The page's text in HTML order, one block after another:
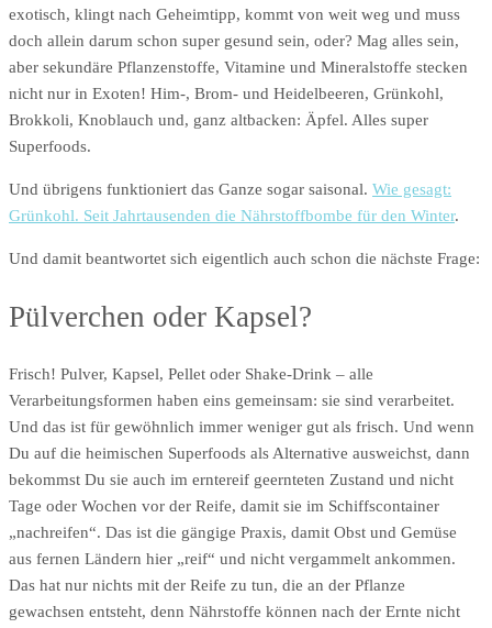
exotisch, klingt nach Geheimtipp, kommt von weit weg und muss
doch allein darum schon super gesund sein, oder? Mag alles sein,
aber sekundäre Pflanzenstoffe, Vitamine und Mineralstoffe stecken
nicht nur in Exoten! Him-, Brom- und Heidelbeeren, Grünkohl,
Brokkoli, Knoblauch und, ganz altbacken: Äpfel. Alles super
Superfoods.
Und übrigens funktioniert das Ganze sogar saisonal. Wie gesagt:
Grünkohl. Seit Jahrtausenden die Nährstoffbombe für den Winter.
Und damit beantwortet sich eigentlich auch schon die nächste Frage:
Pülverchen oder Kapsel?
Frisch! Pulver, Kapsel, Pellet oder Shake-Drink – alle
Verarbeitungsformen haben eins gemeinsam: sie sind verarbeitet.
Und das ist für gewöhnlich immer weniger gut als frisch. Und wenn
Du auf die heimischen Superfoods als Alternative ausweichst, dann
bekommst Du sie auch im erntereif geernteten Zustand und nicht
Tage oder Wochen vor der Reife, damit sie im Schiffscontainer
„nachreifen“. Das ist die gängige Praxis, damit Obst und Gemüse
aus fernen Ländern hier „reif“ und nicht vergammelt ankommen.
Das hat nur nichts mit der Reife zu tun, die an der Pflanze
gewachsen entsteht, denn Nährstoffe können nach der Ernte nicht